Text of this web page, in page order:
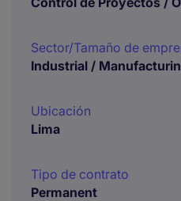
Sector/Tamaño de
Industrial /
Ubicación
Lima
Tipo de contrato
Permanent